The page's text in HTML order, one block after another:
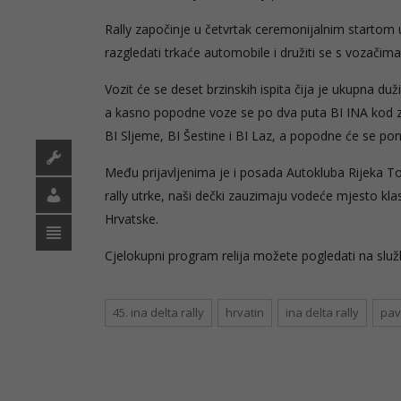
Rally započinje u četvrtak ceremonijalnim
razgledati trkaće automobile i družiti se s
Vozit će se deset brzinskih ispita čija je ukupna
a kasno popodne voze se po dva puta BI INA
BI Sljeme, BI Šestine i BI Laz, a popodne će se
Među prijavljenima je i posada Autokluba Rijeka
rally utrke, naši dečki zauzimaju vodeće mjesto
Hrvatske.
Cjelokupni program relija možete pogledati na
45. ina delta rally hrvatin ina delta rally